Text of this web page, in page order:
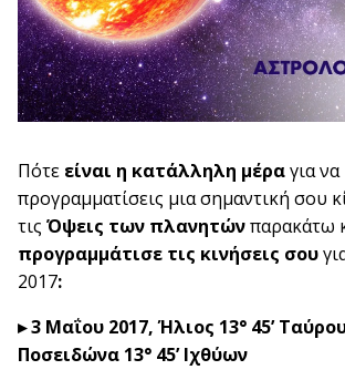
Πότε είναι η κατάλληλη μέραγια να
προγραμματίσεις μια σημαντική σου
τις Όψεις των πλανητώνπαρακάτω
προγραμμάτισε τις κινήσεις σου
2017:
▸3 Μαΐου 2017, Ήλιος 13° 45’
Ποσειδώνα 13° 45’ Ιχθύων